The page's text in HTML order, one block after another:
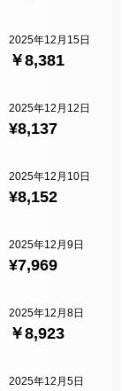
￥8,381
2025年12月15日
¥8,137
2025年12月12日
¥8,152
2025年12月10日
¥7,969
2025年12月9日
￥8,923
2025年12月8日
2025年12月5日